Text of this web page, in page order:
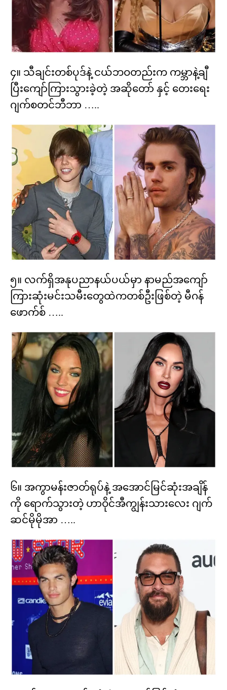
၄။ သီချင်းတစ်ပုဒ်နဲ့ ငယ်ဘဝတည်းက ကမ္ဘာနဲ့ချီ
ပြီးကျော်ကြားသွားခဲ့တဲ့ အဆိုတော် နှင့် တေးရေး
ဂျက်စတင်ဘီဘာ …..
၅။ လက်ရှိအနုပညာနယ်ပယ်မှာ နာမည်အကျော်
ကြားဆုံးမင်းသမီးတွေထဲကတစ်ဦးဖြစ်တဲ့ မီဂန်
ဖောက်စ် …..
၆။ အကွာမန်းဇာတ်ရုပ်နဲ့ အအောင်မြင်ဆုံးအချိန်
ကို ရောက်သွားတဲ့ ဟာဝိုင်အီကျွန်းသားလေး ဂျက်
ဆင်မိုမိုအာ …..